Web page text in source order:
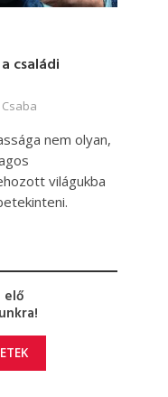
családi
nem olyan,
világukba
elő